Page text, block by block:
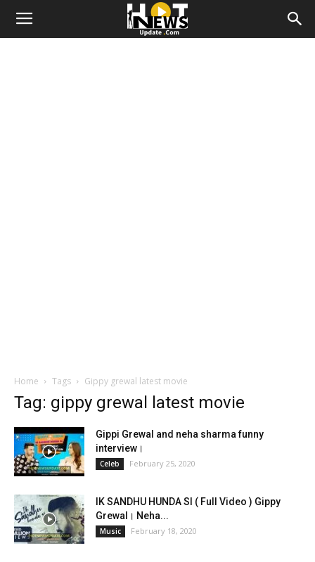
Home Tags Gippy grewal latest movie
Tag: gippy grewal latest movie
Gippi Grewal and neha sharma funny
interview।
Celeb February 25, 2020
IK SANDHU HUNDA SI ( Full Video ) Gippy
Grewal। Neha...
Music February 18, 2020